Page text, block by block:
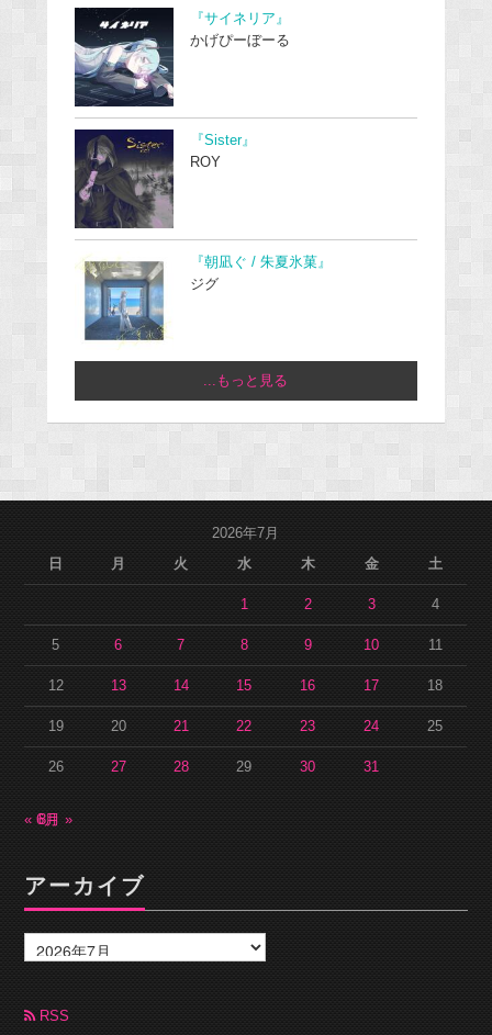
『サイネリア』
かげぴーぼーる
『Sister』
ROY
『朝凪ぐ / 朱夏氷菓』
ジグ
...もっと見る
2026年7月
日
月 火 水 木 金 土
1 2 3 4
5 6 7 8 9 10 11
12 13 14 15 16 17 18
19 20 21 22 23 24 25
26 27 28 29 30 31
« 6月8月 »
アーカイブ
ー
カ
ブRSS